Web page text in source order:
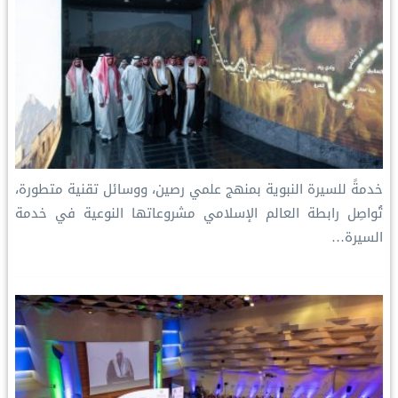
خدمةً للسيرة النبوية بمنهج علمي رصين، ووسائل تقنية متطورة،
تُواصِل رابطة العالم الإسلامي مشروعاتها النوعية في خدمة
السيرة…